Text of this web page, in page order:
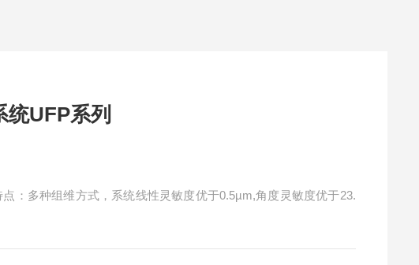
UFP系列
：多种组维方式，系统线性灵敏度优于0.5µm,角度灵敏度优于23.